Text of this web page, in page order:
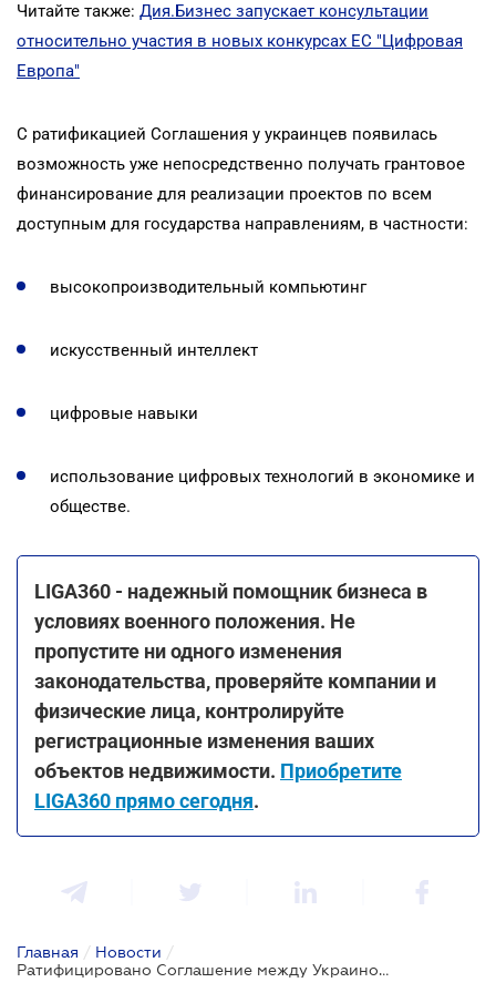
Читайте также: Дия.Бизнес запускает консультации
относительно участия в новых конкурсах ЕС "Цифровая
Европа"
С ратификацией Соглашения у украинцев появилась
возможность уже непосредственно получать грантовое
финансирование для реализации проектов по всем
доступным для государства направлениям, в частности:
высокопроизводительный компьютинг
искусственный интеллект
цифровые навыки
использование цифровых технологий в экономике и
обществе.
LIGA360 - надежный помощник бизнеса в
условиях военного положения. Не
пропустите ни одного изменения
законодательства, проверяйте компании и
физические лица, контролируйте
регистрационные изменения ваших
объектов недвижимости. Приобретите
LIGA360 прямо сегодня.
Главная / Новости /
Ратифицировано Соглашение между Украиной и ЕС об участии в программе "Цифровая Европа"